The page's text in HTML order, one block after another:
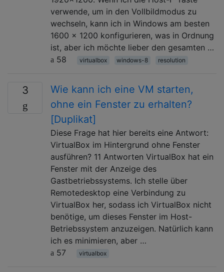
verwende, um in den Vollbildmodus zu
wechseln, kann ich in Windows am besten
1600 x 1200 konfigurieren, was in Ordnung
ist, aber ich möchte lieber den gesamten …
58
virtualbox windows-8 resolution
3
Wie kann ich eine VM starten,
ohne ein Fenster zu erhalten?
[Duplikat]
Diese Frage hat hier bereits eine Antwort:
VirtualBox im Hintergrund ohne Fenster
ausführen? 11 Antworten VirtualBox hat ein
Fenster mit der Anzeige des
Gastbetriebssystems. Ich stelle über
Remotedesktop eine Verbindung zu
VirtualBox her, sodass ich VirtualBox nicht
benötige, um dieses Fenster im Host-
Betriebssystem anzuzeigen. Natürlich kann
ich es minimieren, aber …
57
virtualbox